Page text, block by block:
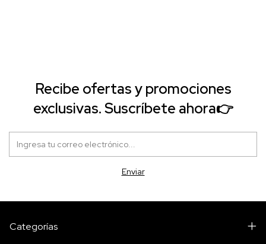
Recibe ofertas y promociones
exclusivas. Suscríbete ahora👉
Categorías